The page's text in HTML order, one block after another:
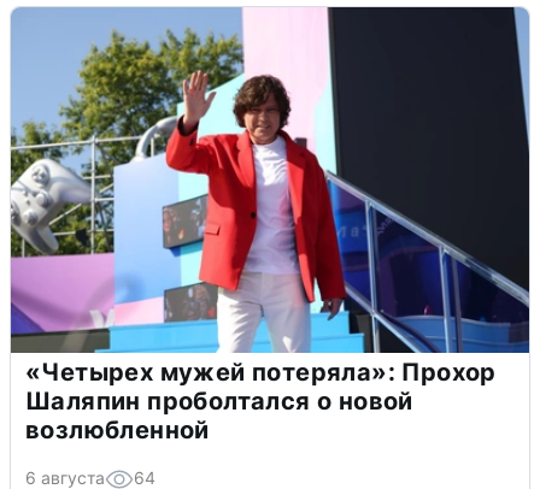
«Четырех мужей потеряла»: Прохор
Шаляпин проболтался о новой
возлюбленной
6 августа 64